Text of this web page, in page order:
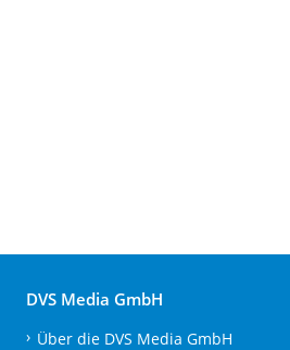
DVS Media GmbH
Über die DVS Media GmbH